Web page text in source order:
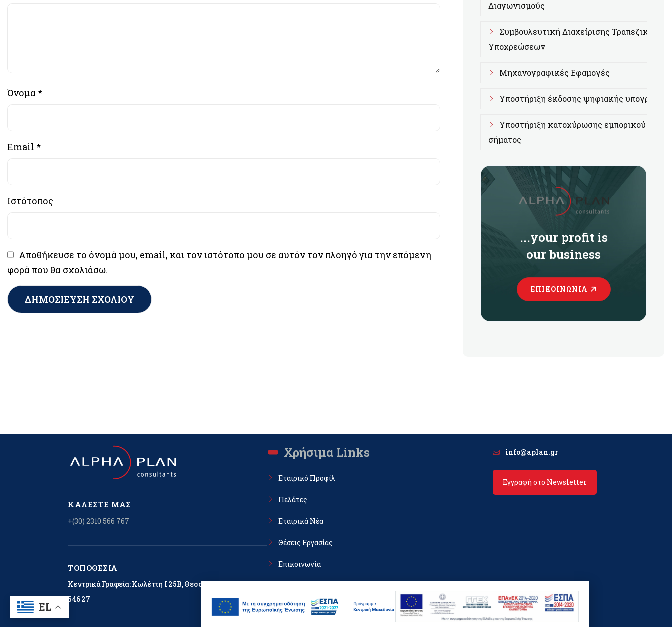
Όνομα *
Email *
Ιστότοπος
Αποθήκευσε το όνομά μου, email, και τον ιστότοπο μου σε αυτόν τον πλοηγό για την επόμενη
φορά που θα σχολιάσω.
Διαγωνισμούς
Συμβουλευτική Διαχείρισης Τραπεζικών
Υποχρεώσεων
Μηχανογραφικές Εφαμογές
Υποστήριξη έκδοσης ψηφιακής υπογραφής
Υποστήριξη κατοχύρωσης εμπορικού
σήματος
...your profit is
our business
ΕΠΙΚΟΙΝΩΝΊΑ
ΚΑΛΈΣΤΕ ΜΑΣ
+(30) 2310 566 767
ΤΟΠΟΘΕΣΊΑ
Κεντρικά Γραφεία: Κωλέττη Ι 25Β, Θεσσαλονίκη, ΤΚ
546 27
Χρήσιμα Links
Εταιρικό Προφίλ
Πελάτες
Εταιρικά Νέα
Θέσεις Εργασίας
Επικοινωνία
info@aplan.gr
Εγγραφή στο Newsletter
EL